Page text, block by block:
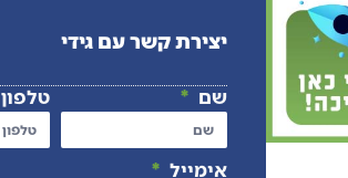
יצירת קשר עם גידי
שם טלפון
אימייל